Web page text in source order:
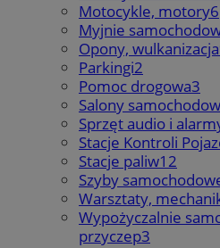
Motocykle, motory6
Myjnie
Opony, wulkanizacja
Parkingi2
Pomoc drogowa3
Salony
Sprzęt audio i
Stacje Kontroli
Stacje paliw12
Szyby
Warsztaty,
Wypożyczalnie
przyczep3